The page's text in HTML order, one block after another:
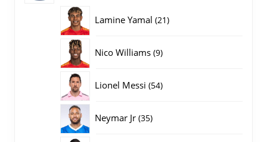
Lamine Yamal 2121
Nico Williams 99
Lionel Messi 5454
Neymar Jr 3535